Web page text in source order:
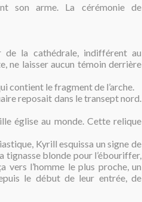
son arme. La cérémonie de
de la cathédrale, indifférent au
ne laisser aucun témoin derrière
contient le fragment de l’arche.
reposait dans le transept nord.
église au monde. Cette relique
Kyrill esquissa un signe de
tignasse blonde pour l’ébouriffer,
vers l’homme le plus proche, un
le début de leur entrée, de